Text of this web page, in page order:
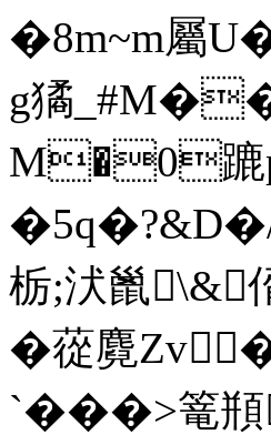
�8m~m屬
g獝
M�0蹗
�5q�?&D�/
栃;汱巤
�蓯麑
`���>篭